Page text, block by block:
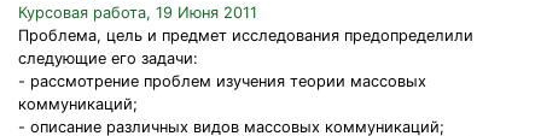
Курсовая работа, 19 Июня 2011
Проблема, цель и предмет исследования предопределили
следующие его задачи:
- рассмотрение проблем изучения теории массовых
коммуникаций;
- описание различных видов массовых коммуникаций;